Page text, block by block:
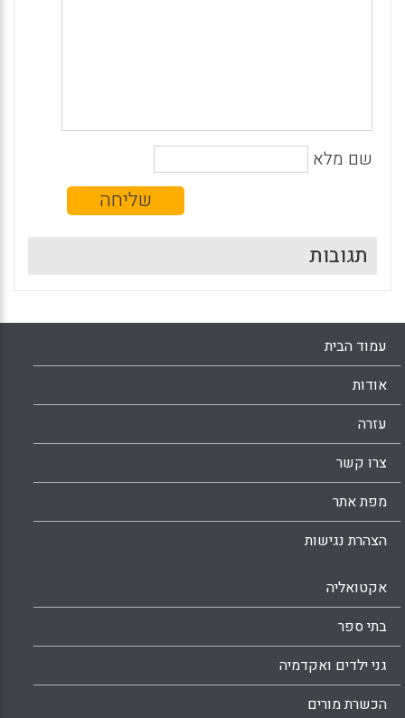
שם מלא
תגובות
עמוד הבית
אודות
עזרה
צרו קשר
מפת אתר
הצהרת נגישות
אקטואליה
בתי ספר
גני ילדים ואקדמיה
הכשרת מורים